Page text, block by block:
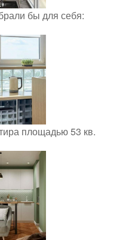
бы для себя:
площадью 53 кв.